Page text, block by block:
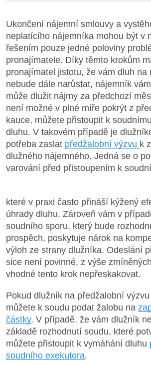
Ukončení nájemní smlouvy a
neplatícího nájemníka mohou být v
řešením pouze jedné poloviny
pronajímatele. Díky těmto krokům
pronajímatel jistotu, že vám dluh na
nebude dále narůstat, nájemník
může dlužit nájmy za předchozí
není možné v plné míře pokrýt z
kauce, můžete přistoupit k
dluhu. V takovém případě je
potřeba zaslat předžalobní výzvu k
dlužného nájemného. Jedná se o
varování před přistoupením k
které v praxi často přináší kýžený
úhrady dluhu. Zároveň vám v
soudního sporu, který bude
prospěch, poskytuje nárok na
výloh ze strany dlužníka. Odeslání
sice není povinné, z výše
vhodné tento krok nepřeskakovat.
Pokud dlužník na předžalobní
můžete k soudu podat žalobu na
částky. V případě, že vám dlužník
základě rozhodnutí soudu, které
můžete přistoupit k vymáhání dluhu
soudního exekutora.